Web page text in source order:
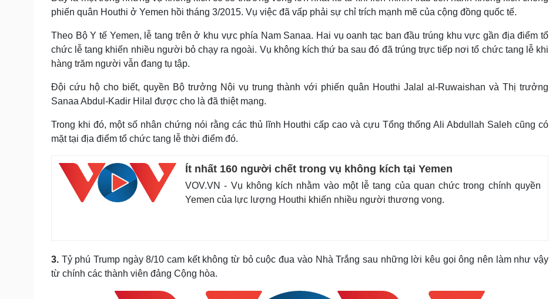
phiến quân Houthi ở Yemen hồi tháng 3/2015. Vụ việc đã vấp phải sự chỉ trích mạnh mẽ của cộng đồng quốc tế.
Theo Bộ Y tế Yemen, lễ tang trên ở khu vực phía Nam Sanaa. Hai vụ oanh tạc ban đầu trúng khu vực gần địa điểm tổ
chức lễ tang khiến nhiều người bỏ chạy ra ngoài. Vụ không kích thứ ba sau đó đã trúng trực tiếp nơi tổ chức tang lễ khi
hàng trăm người vẫn đang tụ tập.
Đội cứu hộ cho biết, quyền Bộ trưởng Nội vụ trung thành với phiến quân Houthi Jalal al-Ruwaishan và Thị trưởng
Sanaa Abdul-Kadir Hilal được cho là đã thiệt mạng.
Trong khi đó, một số nhân chứng nói rằng các thủ lĩnh Houthi cấp cao và cựu Tổng thống Ali Abdullah Saleh cũng có
mặt tại địa điểm tổ chức tang lễ thời điểm đó.
Ít nhất 160 người chết trong vụ không kích tại Yemen
VOV.VN - Vụ không kích nhằm vào một lễ tang của quan chức trong chính quyền
Yemen của lực lượng Houthi khiến nhiều người thương vong.
3. Tỷ phú Trump ngày 8/10 cam kết không từ bỏ cuộc đua vào Nhà Trắng sau những lời kêu gọi ông nên làm như vậy
từ chính các thành viên đảng Cộng hòa.